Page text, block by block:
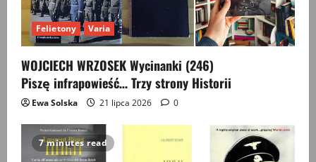
Felietony Varia
WOJCIECH WRZOSEK Wycinanki (246)
Piszę infrapowieść… Trzy strony Historii
Ewa Solska 21 lipca 2026 0
7 minutes read